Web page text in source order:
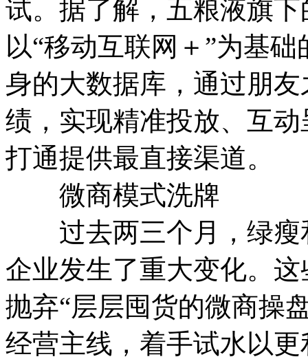
试。据了解，五粮液旗
以“移动互联网＋”为基
身的大数据库，通过朋
绩，实现精准投放、互
打通提供最直接渠道。
微商模式洗牌
过去两三个月，绿瘦
企业发生了重大变化。
抛弃“层层囤货的微商操
经营主线，着手试水以